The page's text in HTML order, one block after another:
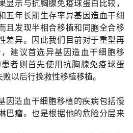
显示与抗胸腺免疫球蛋白比较，
五年长期生存率异基因造血干细
且发现半相合移植和同胞全合移
差异。因此我们目前对于重型再
建议首选异基因造血干细胞移
者则首先使用抗胸腺免疫球蛋
以后行挽救性移植移植。
因造血干细胞移植的疾病包括慢
巴瘤。也是根据他的危险分层来